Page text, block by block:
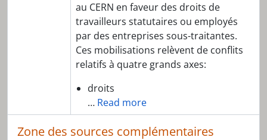
au CERN en faveur des droits de
travailleurs statutaires ou employés
par des entreprises sous-traitantes.
Ces mobilisations relèvent de conflits
relatifs à quatre grands axes:
droits
… Read more
Zone des sources complémentaires